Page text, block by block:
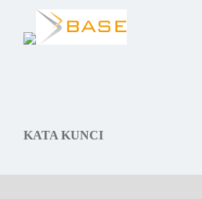
KATA KUNCI